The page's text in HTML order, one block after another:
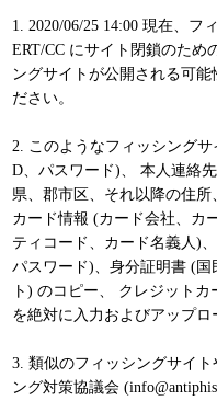
1. 2020/06/25 14:00 現在、フ
ERT/CC にサイト閉鎖のため
ングサイトが公開される可
ださい。
2. このようなフィッシング
D、パスワード)、 本人連絡
県、郡市区、それ以降の住
カード情報 (カード会社、カ
ティコード、カード名義人)
パスワード)、身分証明書 (
ト) のコピー、 クレジット
を絶対に入力およびアップロ
3. 類似のフィッシングサイ
ング対策協議会